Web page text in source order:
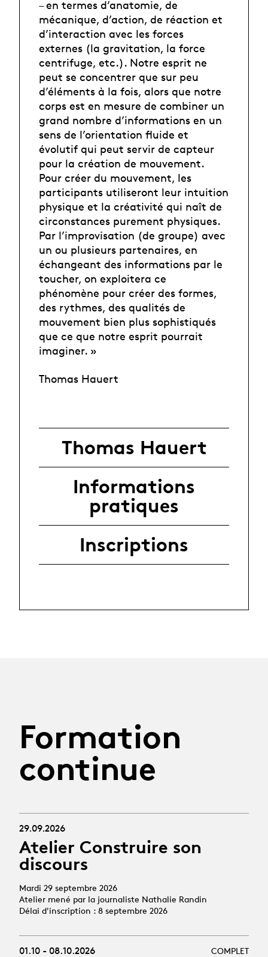
– en termes d’anatomie, de
mécanique, d’action, de réaction et
d’interaction avec les forces
externes (la gravitation, la force
centrifuge, etc.). Notre esprit ne
peut se concentrer que sur peu
d’éléments à la fois, alors que notre
corps est en mesure de combiner un
grand nombre d’informations en un
sens de l’orientation fluide et
évolutif qui peut servir de capteur
pour la création de mouvement.
Pour créer du mouvement, les
participants utiliseront leur intuition
physique et la créativité qui naît de
circonstances purement physiques.
Par l’improvisation (de groupe) avec
un ou plusieurs partenaires, en
échangeant des informations par le
toucher, on exploitera ce
phénomène pour créer des formes,
des rythmes, des qualités de
mouvement bien plus sophistiqués
que ce que notre esprit pourrait
imaginer. »
Thomas Hauert
Thomas Hauert
Informations
pratiques
Inscriptions
Formation
continue
29.09.2026
Atelier Construire son
discours
Mardi 29 septembre 2026
Atelier mené par la journaliste Nathalie Randin
Délai d'inscription : 8 septembre 2026
COMPLET
01.10 - 08.10.2026